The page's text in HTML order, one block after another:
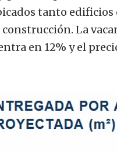
tanto edificios
La
en 12% y el